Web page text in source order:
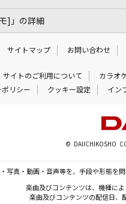
]」の詳細
サイトマップ お問い合わせ
サイトのご利用について カラオ
リシー
クッキー設定 イン
© DAIICHIKOSHO
写真・動画・音声等を、手段や形態を
楽曲及びコンテンツは、機種に
楽曲及びコンテンツの配信日、